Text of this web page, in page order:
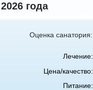
года
Оценка санатория:
Лечение:
Цена/качество:
Питание: